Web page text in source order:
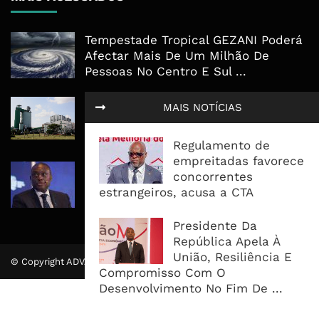
MAIS NOTÍCIAS
Regulamento de
empreitadas favorece
concorrentes
estrangeiros, acusa a CTA
Presidente Da
República Apela À
União, Resiliência E
Compromisso Com O
Desenvolvimento No Fim De ...
Tempestade Tropical GEZANI Poderá
Afectar Mais De Um Milhão De
Pessoas No Centro E Sul ...
Governo admite nova operadora
para a Mozal após suspensão das
operações
CEO do Standard Bank pede ao
Governo que “saia do caminho” e
facilite os negócios
© Copyright ADVALUE. Todos Direitos Reservados.